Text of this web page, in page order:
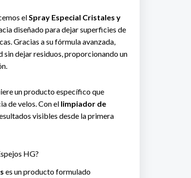
elSpray Especial Cristales y
diseñado para dejar superficies de
Gracias a su fórmula avanzada,
sin dejar residuos, proporcionando un
un producto específico que
de velos. Con el limpiador de
visibles desde la primera
HG?
es un producto formulado